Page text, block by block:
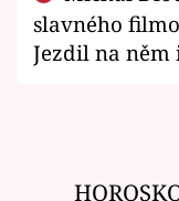
slavného
Jezdil na